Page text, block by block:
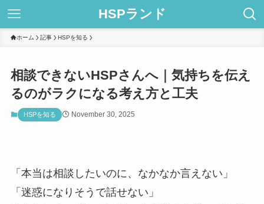
HSPランド
ホーム 記事 HSPを知る
相談できないHSPさんへ｜気持ちを伝え
るのがラクになる考え方と工夫
HSPを知る November 30, 2025
「本当は相談したいのに、なかなか言えない」
「迷惑になりそうで話せない」